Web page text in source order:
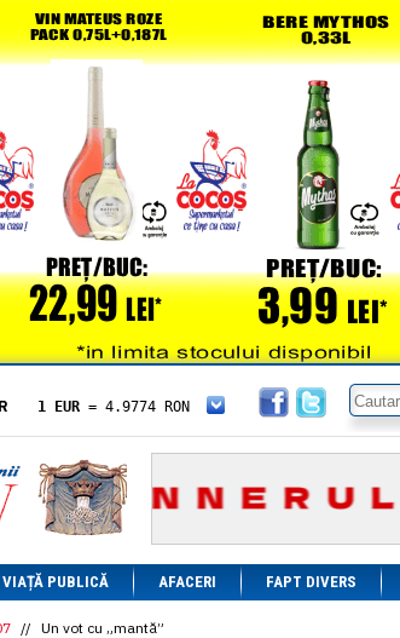
1 EUR = 4.9774 RON
= 5.8304 RON
1 XAU= 464.4611 RON
1 AED= 1.1933 RON
1 AUD= 2.7957 RON
1 BGN= 2.5449 RON
1 CAD= 3.1559 RON
1 CHF= 5.2813 RON
1 CNY= 0.6015 RON
VIAȚĂ PUBLICĂ AFACERI FAPT DIVERS
// Un vot cu „mantă”